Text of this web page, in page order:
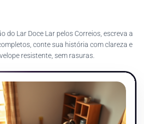
do Lar Doce Lar pelos Correios, escreva a
conte sua história com clareza e
resistente, sem rasuras.